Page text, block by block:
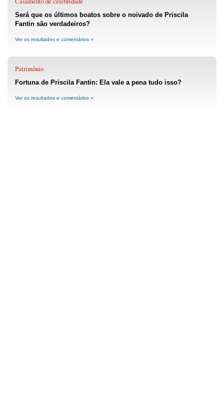
Será que os últimos boatos sobre o noivado de Priscila
Fantin são verdadeiros?
Ver os resultados e comentários »
Patrimônio
Fortuna de Priscila Fantin: Ela vale a pena tudo isso?
Ver os resultados e comentários »